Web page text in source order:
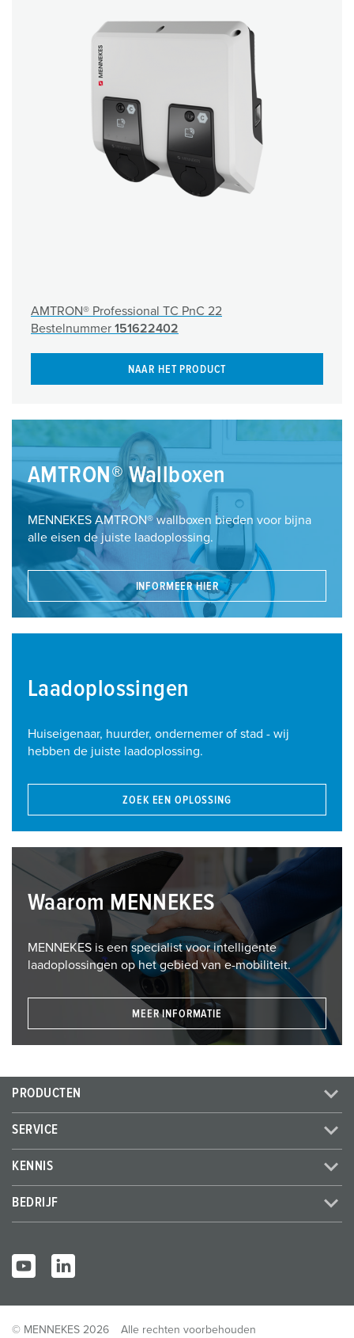
AMTRON® Professional TC PnC 22
Bestelnummer 151622402
NAAR HET PRODUCT
AMTRON® Wallboxen
MENNEKES AMTRON® wallboxen bieden voor bijna
alle eisen de juiste laadoplossing.
INFORMEER HIER
Laadoplossingen
Huiseigenaar, huurder, ondernemer of stad - wij
hebben de juiste laadoplossing.
ZOEK EEN OPLOSSING
Waarom MENNEKES
MENNEKES is een specialist voor intelligente
laadoplossingen op het gebied van e-mobiliteit.
MEER INFORMATIE
PRODUCTEN
SERVICE
KENNIS
BEDRIJF
© MENNEKES 2026 Alle rechten voorbehouden